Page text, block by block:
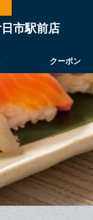
市駅前店
クーポン